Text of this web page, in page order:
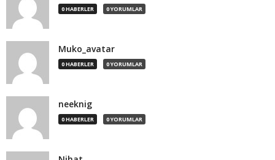
0 HABERLER 0 YORUMLAR
Muko_avatar
0 HABERLER 0 YORUMLAR
neeknig
0 HABERLER 0 YORUMLAR